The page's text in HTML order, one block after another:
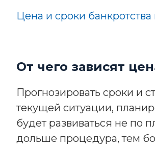
Цена и сроки
От чего зависят
Прогнозировать сроки и
текущей ситуации,
будет развиваться не по
дольше процедура, тем